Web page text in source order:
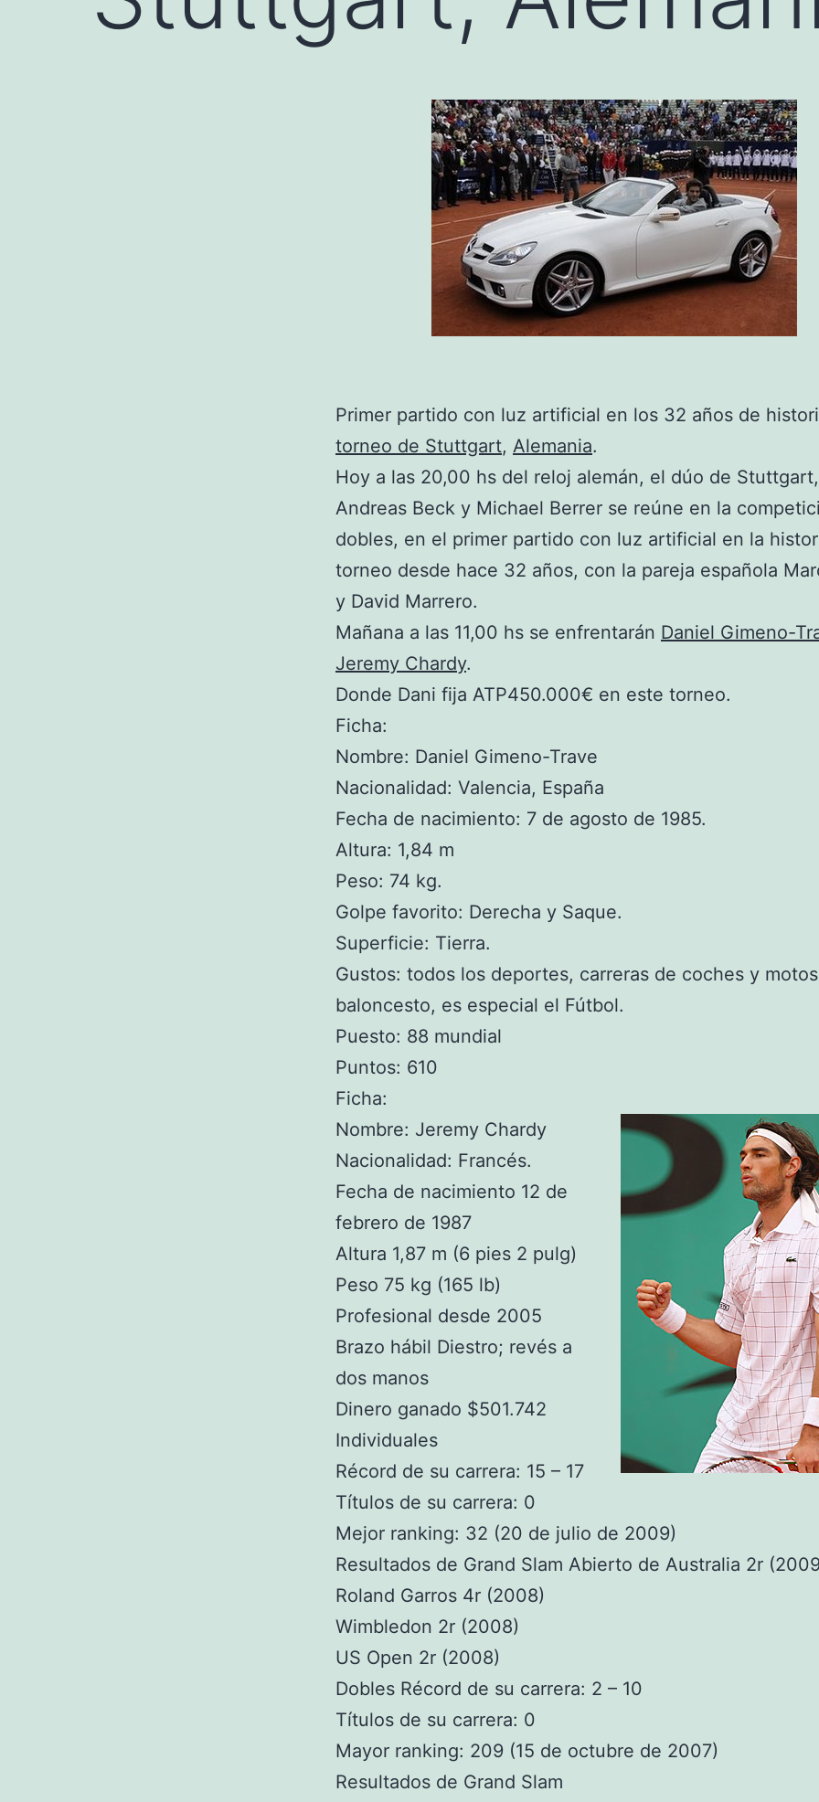
Primer partido con luz artificial en los 32 años de
torneo de Stuttgart, Alemania.
Hoy a las 20,00 hs del reloj alemán, el dúo de Stuttgart,
Andreas Beck y Michael Berrer se reúne en la
dobles, en el primer partido con luz artificial en la
torneo desde hace 32 años, con la pareja española
y David Marrero.
Mañana a las 11,00 hs se enfrentarán Daniel Gimeno-
Jeremy Chardy.
Donde Dani fija ATP450.000€ en este torneo.
Ficha:
Nombre: Daniel Gimeno-Trave
Nacionalidad: Valencia, España
Fecha de nacimiento: 7 de agosto de 1985.
Altura: 1,84 m
Peso: 74 kg.
Golpe favorito: Derecha y Saque.
Superficie: Tierra.
Gustos: todos los deportes, carreras de coches y
baloncesto, es especial el Fútbol.
Puesto: 88 mundial
Puntos: 610
Ficha:
Nombre: Jeremy Chardy
Nacionalidad: Francés.
Fecha de nacimiento 12 de
febrero de 1987
Altura 1,87 m (6 pies 2 pulg)
Peso 75 kg (165 lb)
Profesional desde 2005
Brazo hábil Diestro; revés a
dos manos
Dinero ganado $501.742
Individuales
Récord de su carrera: 15 – 17
Títulos de su carrera: 0
Mejor ranking: 32 (20 de julio de 2009)
Resultados de Grand Slam Abierto de Australia 2r
Roland Garros 4r (2008)
Wimbledon 2r (2008)
US Open 2r (2008)
Dobles Récord de su carrera: 2 – 10
Títulos de su carrera: 0
Mayor ranking: 209 (15 de octubre de 2007)
Resultados de Grand Slam